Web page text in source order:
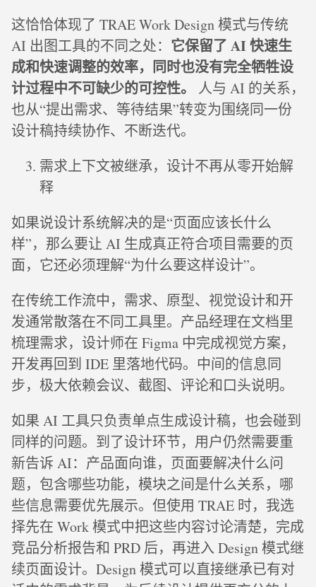
这恰恰体现了 TRAE Work Design 模式与传统
AI 出图工具的不同之处： 它保留了 AI 快速生
成和快速调整的效率，同时也没有完全牺牲设
计过程中不可缺少的可控性。
人与 AI 的关系，
也从“提出需求、等待结果”转变为围绕同一份
设计稿持续协作、不断迭代。
需求上下文被继承，设计不再从零开始解
释
如果说设计系统解决的是“页面应该长什么
样”，那么要让 AI 生成真正符合项目需要的页
面，它还必须理解“为什么要这样设计”。
在传统工作流中，需求、原型、视觉设计和开
发通常散落在不同工具里。产品经理在文档里
梳理需求，设计师在 Figma 中完成视觉方案，
开发再回到 IDE 里落地代码。中间的信息同
步，极大依赖会议、截图、评论和口头说明。
如果 AI 工具只负责单点生成设计稿，也会碰到
同样的问题。到了设计环节，用户仍然需要重
新告诉 AI：产品面向谁，页面要解决什么问
题，包含哪些功能，模块之间是什么关系，哪
些信息需要优先展示。但使用 TRAE 时，我选
择先在 Work 模式中把这些内容讨论清楚，完成
竞品分析报告和 PRD 后，再进入 Design 模式继
续页面设计。Design 模式可以直接继承已有对